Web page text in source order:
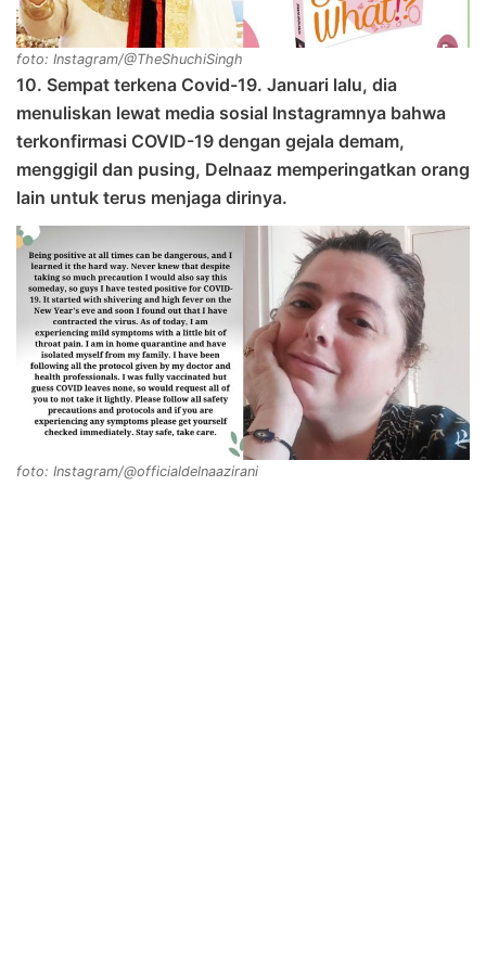
foto: Instagram/@TheShuchiSingh
10. Sempat terkena Covid-19. Januari lalu, dia
menuliskan lewat media sosial Instagramnya bahwa
terkonfirmasi COVID-19 dengan gejala demam,
menggigil dan pusing, Delnaaz memperingatkan orang
lain untuk terus menjaga dirinya.
foto: Instagram/@officialdelnaazirani